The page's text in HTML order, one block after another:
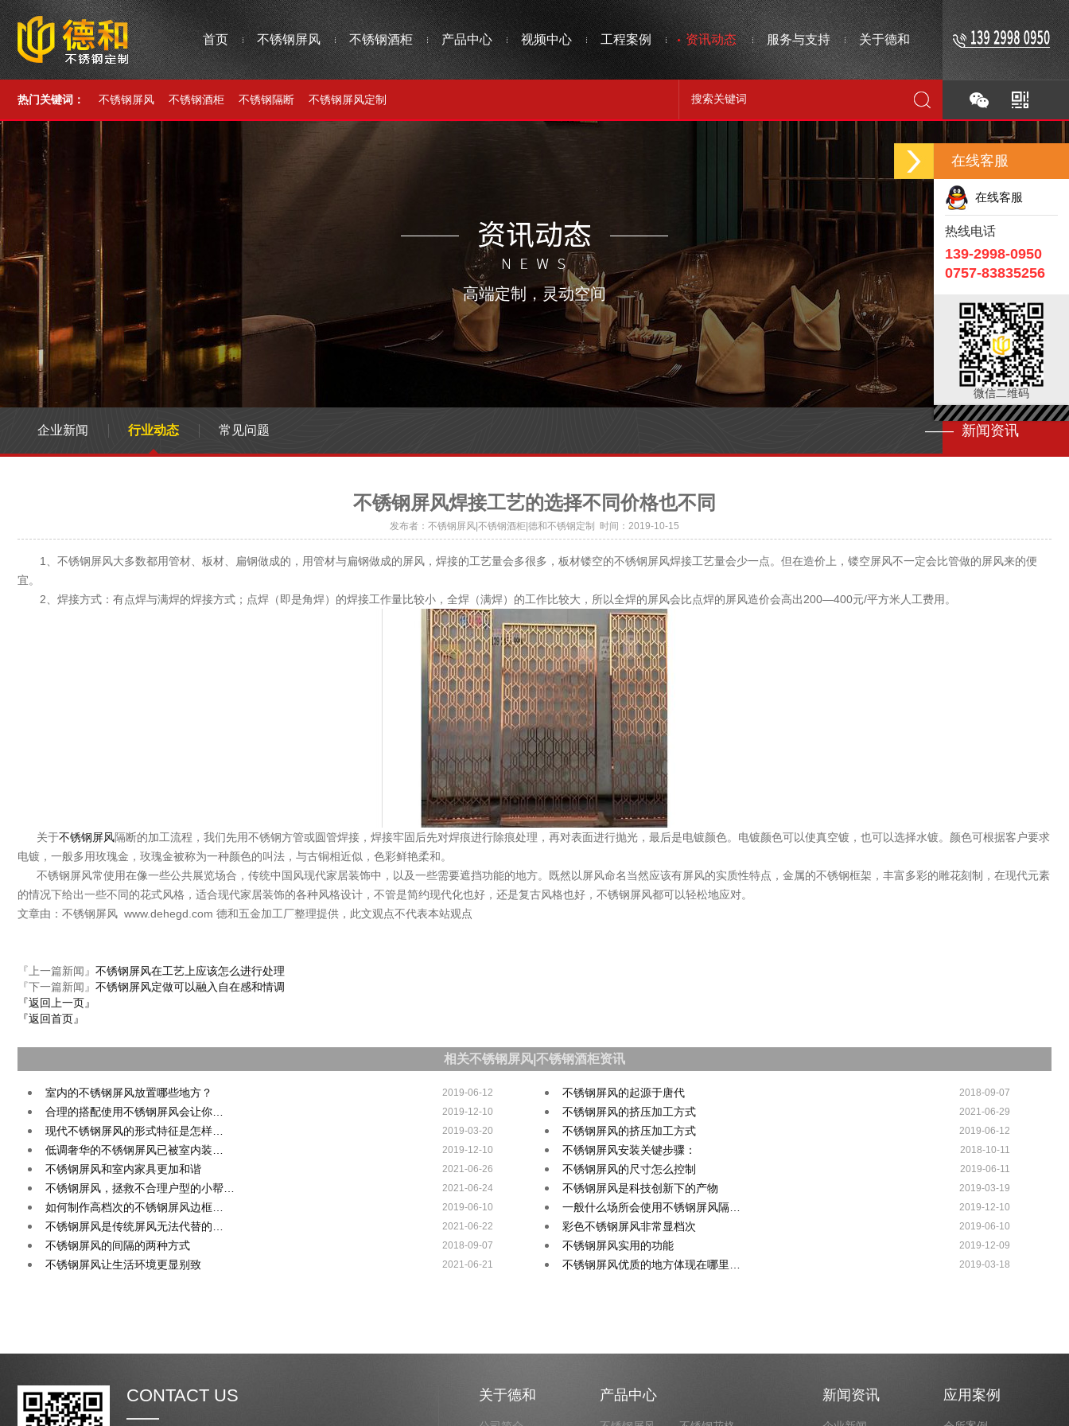
首页 不锈钢屏风 不锈钢酒柜 产品中心 视频中心 工程案例 资讯动态 服务与支持 关于德和
热门关键词： 不锈钢屏风 不锈钢酒柜 不锈钢隔断 不锈钢屏风定制
高端定制，灵动空间
企业新闻 行业动态 常见问题 —— 新闻资讯
不锈钢屏风焊接工艺的选择不同价格也不同
发布者：不锈钢屏风|不锈钢酒柜|德和不锈钢定制 时间：2019-10-15
1、不锈钢屏风大多数都用管材、板材、扁钢做成的，用管材与扁钢做成的屏风，焊接的工艺量会多很多，板材镂空的不锈钢屏风焊接工艺量会少一点。但在造价上，镂空屏风不一定会比管做的屏风来的便
宜。
2、焊接方式：有点焊与满焊的焊接方式；点焊（即是角焊）的焊接工作量比较小，全焊（满焊）的工作比较大，所以全焊的屏风会比点焊的屏风造价会高出200—400元/平方米人工费用。
关于不锈钢屏风隔断的加工流程，我们先用不锈钢方管或圆管焊接，焊接牢固后先对焊痕进行除痕处理，再对表面进行抛光，最后是电镀颜色。电镀颜色可以使真空镀，也可以选择水镀。颜色可根据客户要求
电镀，一般多用玫瑰金，玫瑰金被称为一种颜色的叫法，与古铜相近似，色彩鲜艳柔和。
不锈钢屏风常使用在像一些公共展览场合，传统中国风现代家居装饰中，以及一些需要遮挡功能的地方。既然以屏风命名当然应该有屏风的实质性特点，金属的不锈钢框架，丰富多彩的雕花刻制，在现代元素
的情况下给出一些不同的花式风格，适合现代家居装饰的各种风格设计，不管是简约现代化也好，还是复古风格也好，不锈钢屏风都可以轻松地应对。
文章由：不锈钢屏风 www.dehegd.com 德和五金加工厂整理提供，此文观点不代表本站观点
『上一篇新闻』 不锈钢屏风在工艺上应该怎么进行处理
『下一篇新闻』 不锈钢屏风定做可以融入自在感和情调
『返回上一页』
『返回首页』
相关不锈钢屏风|不锈钢酒柜资讯
室内的不锈钢屏风放置哪些地方？ 2019-06-12 不锈钢屏风的起源于唐代 2018-09-07
合理的搭配使用不锈钢屏风会让你… 2019-12-10 不锈钢屏风的挤压加工方式 2021-06-29
现代不锈钢屏风的形式特征是怎样… 2019-03-20 不锈钢屏风的挤压加工方式 2019-06-12
低调奢华的不锈钢屏风已被室内装… 2019-12-10 不锈钢屏风安装关键步骤： 2018-10-11
不锈钢屏风和室内家具更加和谐 2021-06-26 不锈钢屏风的尺寸怎么控制 2019-06-11
不锈钢屏风，拯救不合理户型的小帮… 2021-06-24 不锈钢屏风是科技创新下的产物 2019-03-19
如何制作高档次的不锈钢屏风边框… 2019-06-10 一般什么场所会使用不锈钢屏风隔… 2019-12-10
不锈钢屏风是传统屏风无法代替的… 2021-06-22 彩色不锈钢屏风非常显档次 2019-06-10
不锈钢屏风的间隔的两种方式 2018-09-07 不锈钢屏风实用的功能 2019-12-09
不锈钢屏风让生活环境更显别致 2021-06-21 不锈钢屏风优质的地方体现在哪里… 2019-03-18
CONTACT US 关于德和 产品中心 新闻资讯 应用案例
在线客服
在线客服
热线电话
139-2998-0950
0757-83835256
微信二维码